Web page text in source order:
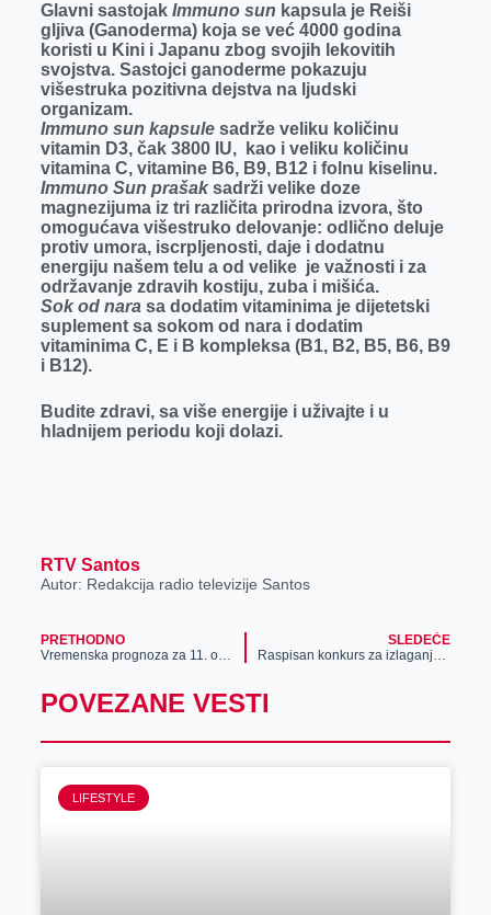
Glavni sastojak Immuno sun kapsula je Reiši
gljiva (Ganoderma) koja se već 4000 godina
koristi u Kini i Japanu zbog svojih lekovitih
svojstva. Sastojci ganoderme pokazuju
višestruka pozitivna dejstva na ljudski
organizam.
Immuno sun kapsulesadrže veliku količinu
vitamin D3, čak 3800 IU, kao i veliku količinu
vitamina C, vitamine B6, B9, B12 i folnu kiselinu.
Immuno Sun prašaksadrži velike doze
magnezijuma iz tri različita prirodna izvora, što
omogućava višestruko delovanje: odlično deluje
protiv umora, iscrpljenosti, daje i dodatnu
energiju našem telu a od velike je važnosti i za
održavanje zdravih kostiju, zuba i mišića.
Sok od narasa dodatim vitaminima je dijetetski
suplement sa sokom od nara i dodatim
vitaminima C, E i B kompleksa (B1, B2, B5, B6, B9
i B12).
Budite zdravi, sa više energije i uživajte i u
hladnijem periodu koji dolazi.
RTV Santos
Autor: Redakcija radio televizije Santos
PRETHODNO
Vremenska prognoza za 11. oktobar
SLEDEĆE
Raspisan konkurs za izlaganje u salonu zrenjaninskog Kulturnog centra
POVEZANE VESTI
LIFESTYLE